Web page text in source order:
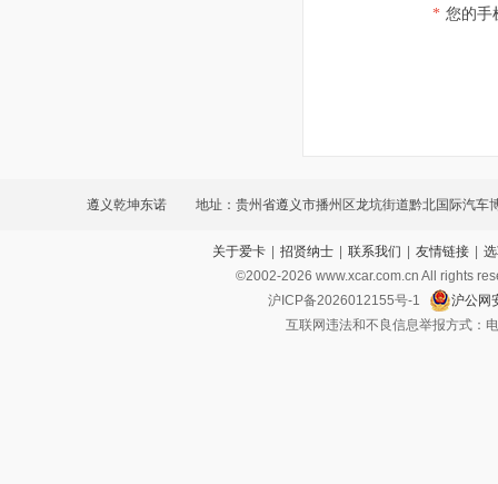
* 您的手
遵义乾坤东诺 地址：贵州省遵义市播州区龙坑街道黔北国际汽车
关于爱卡 | 招贤纳士 | 联系我们 | 友情链接 |
©2002-2026 www.xcar.com.cn All rights
沪ICP备2026012155号-1
沪公网
互联网违法和不良信息举报方式：